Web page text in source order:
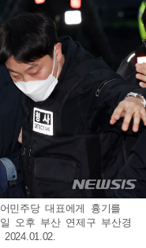
민주당 대표에게 흉기를
오후 부산 연제구 부산경